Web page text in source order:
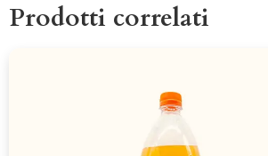
Prodotti correlati